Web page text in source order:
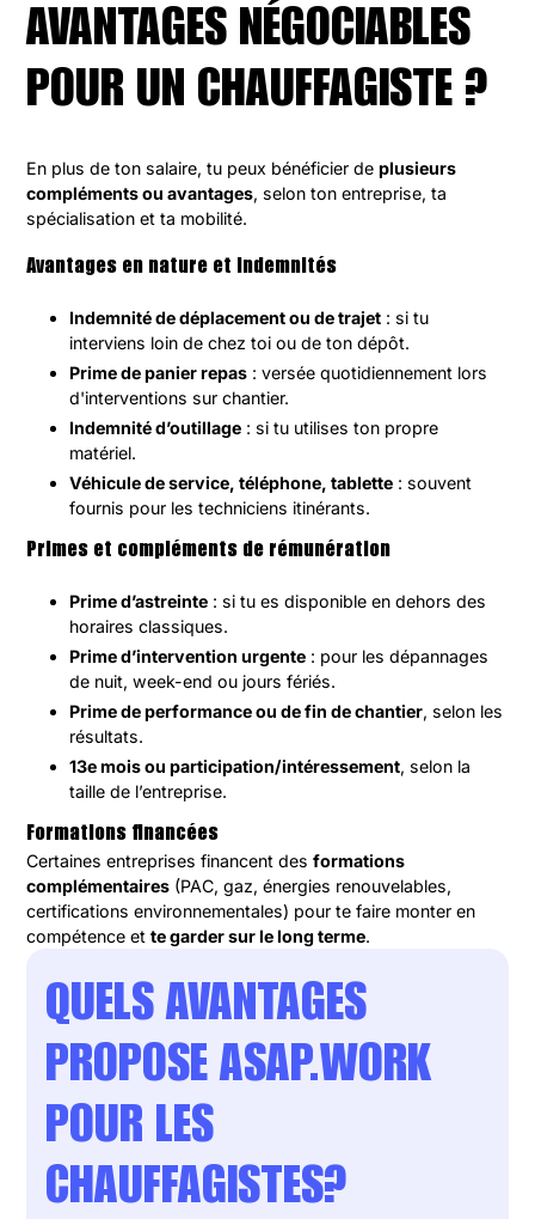
AVANTAGES NÉGOCIABLES
POUR UN CHAUFFAGISTE ?
En plus de ton salaire, tu peux bénéficier deplusieurs
compléments ou avantages, selon ton entreprise, ta
spécialisation et ta mobilité.
Avantages en nature et indemnités
Indemnité de déplacement ou de trajet : si tu
interviens loin de chez toi ou de ton dépôt.
Prime de panier repas : versée quotidiennement lors
d'interventions sur chantier.
Indemnité d’outillage : si tu utilises ton propre
matériel.
Véhicule de service, téléphone, tablette : souvent
fournis pour les techniciens itinérants.
Primes et compléments de rémunération
Prime d’astreinte : si tu es disponible en dehors des
horaires classiques.
Prime d’intervention urgente : pour les dépannages
de nuit, week-end ou jours fériés.
Prime de performance ou de fin de chantier, selon les
résultats.
13e mois ou participation/intéressement, selon la
taille de l’entreprise.
Formations financées
Certaines entreprises financent desformations
complémentaires (PAC, gaz, énergies renouvelables,
certifications environnementales) pour te faire monter en
compétence ette garder sur le long terme.
QUELS AVANTAGES
PROPOSE ASAP.WORK
POUR LES
CHAUFFAGISTES?